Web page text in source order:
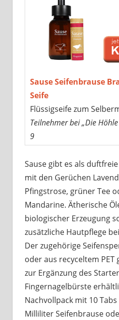
Sause Seifenbrause
Seife
Flüssigseife zum
Teilnehmer bei „Die
9
Sause gibt es als
mit den Gerüchen
Pfingstrose, grüner Tee
Mandarine. Ätherische
biologischer Erzeugung
zusätzliche Hautpflege
Der zugehörige
oder aus recyceltem
zur Ergänzung des
Fingernagelbürste
Nachvollpack mit 10
Milliliter Seifenbrause